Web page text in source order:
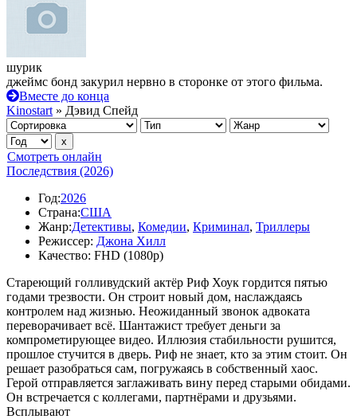
шурик
джеймс бонд закурил нервно в сторонке от этого фильма.
Вместе до конца
Kinostart » Дэвид Спейд
Смотреть онлайн
Последствия (2026)
Год:2026
Страна:США
Жанр:Детективы, Комедии, Криминал, Триллеры
Режиссер: Джона Хилл
Качество: FHD (1080p)
Стареющий голливудский актёр Риф Хоук гордится пятью
годами трезвости. Он строит новый дом, наслаждаясь
контролем над жизнью. Неожиданный звонок адвоката
переворачивает всё. Шантажист требует деньги за
компрометирующее видео. Иллюзия стабильности рушится,
прошлое стучится в дверь. Риф не знает, кто за этим стоит. Он
решает разобраться сам, погружаясь в собственный хаос.
Герой отправляется заглаживать вину перед старыми обидами.
Он встречается с коллегами, партнёрами и друзьями.
Всплывают